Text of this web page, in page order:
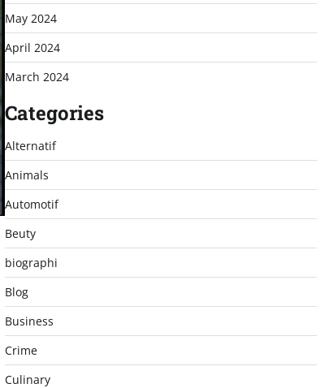
May 2024
April 2024
March 2024
Categories
Alternatif
Animals
Automotif
Beuty
biographi
Blog
Business
Crime
Culinary